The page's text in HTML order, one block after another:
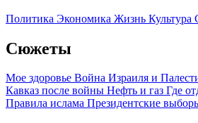
Политика Экономика Жизнь Культура
Сюжеты
Мое здоровье Война Израиля и
Кавказ после войны Нефть и газ Где
Правила ислама Президентские